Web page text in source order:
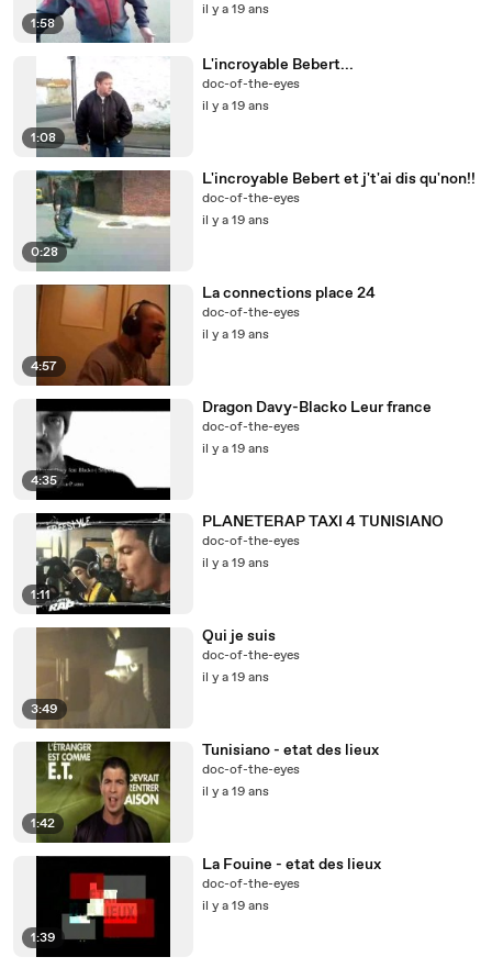
1:58
il y a 19 ans
1:08
L'incroyable Bebert...
doc-of-the-eyes
il y a 19 ans
0:28
L'incroyable Bebert et j't'ai dis qu'non!!
doc-of-the-eyes
il y a 19 ans
4:57
La connections place 24
doc-of-the-eyes
il y a 19 ans
4:35
Dragon Davy-Blacko Leur france
doc-of-the-eyes
il y a 19 ans
1:11
PLANETERAP TAXI 4 TUNISIANO
doc-of-the-eyes
il y a 19 ans
3:49
Qui je suis
doc-of-the-eyes
il y a 19 ans
1:42
Tunisiano - etat des lieux
doc-of-the-eyes
il y a 19 ans
1:39
La Fouine - etat des lieux
doc-of-the-eyes
il y a 19 ans